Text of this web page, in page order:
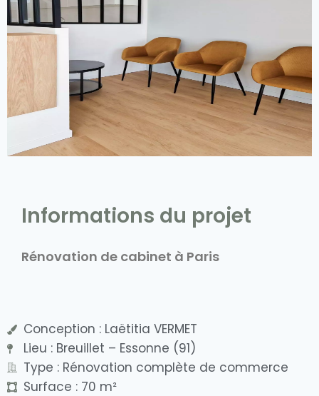
Informations du projet
Rénovation de cabinet à Paris
Conception : Laëtitia VERMET
Lieu : Breuillet – Essonne (91)
Type : Rénovation complète de commerce
Surface : 70 m²